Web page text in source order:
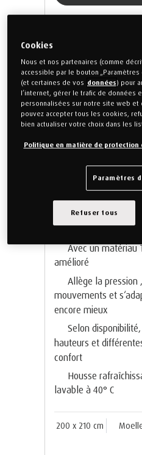
Matelas TEMPUR
SmartCool™
Avec un matériau
amélioré
Allège la pression
mouvements et
encore mieux
Selon
hauteurs et
confort
Housse
lavable à 40° C
200 x 210 cm
Cookies
Nous et nos partenaires (comme
accessible par le bouton
(et certaines de vos données) pour
l’internet, gérer le trafic de données
personnalisées sur notre site web et
pouvez accepter tous les cookies,
bien actualiser votre choix dans les
Politique en matière de protection
Paramètres
Refuser tous